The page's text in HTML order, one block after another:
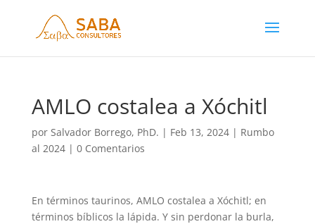
AMLO costalea a Xóchitl
por Salvador Borrego, PhD. | Feb 13, 2024| Rumbo
al 2024| 0 Comentarios
En términos taurinos, AMLO costalea a Xóchitl; en
términos bíblicos la lápida. Y sin perdonar la burla,